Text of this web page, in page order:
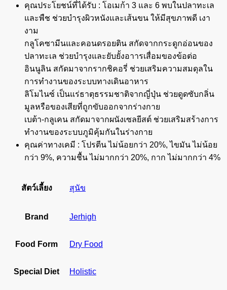
คุณประโยชน์ที่ได้รับ : โอเมก้า 3 และ 6 พบในปลาทะเล
และพืช ช่วยบำรุงผิวหนังและเส้นขน ให้มีสุขภาพดี เงา
งาม
กลูโคซามีนและคอนดรอยติน สกัดจากกระดูกอ่อนของ
ปลาทะเล ช่วยบำรุงและยับยั้งอาารเสื่อมของข้อต่อ
อินนูลิน สกัดมาจากรากชิคอรี่ ช่วยเสริมความสมดุลใน
การทำงานของระบบทางเดินอาหาร
ลิโมไนซ์ เป็นแร่ธาตุธรรมชาติจากญี่ปุ่น ช่วยดูดซับกลิ่น
มูลหรือของเสียที่ถูกขับออกจากร่างกาย
เบต้า-กลูเคน สกัดมาจากผนังเซลยีสต์ ช่วยเสริมสร้างการ
ทำงานของระบบภูมิคุ้มกันในร่างกาย
คุณค่าทางเคมี : โปรตีน ไม่น้อยกว่า 20%, ไขมัน ไม่น้อย
กว่า 9%, ความชื้น ไม่มากกว่า 20%, กาก ไม่มากกว่า 4%
สัตว์เลี้ยง สุนัข
Brand Jerhigh
Food Form Dry Food
Special Diet Holistic